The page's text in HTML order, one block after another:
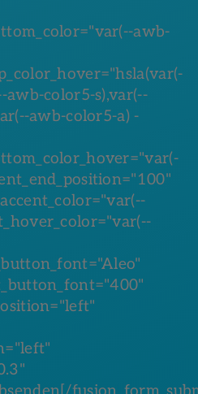
awb-
color5-s),var(--
awb-color5-a) -